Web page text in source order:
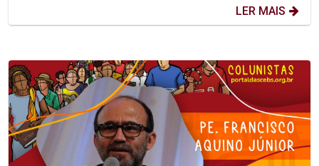
LER MAIS